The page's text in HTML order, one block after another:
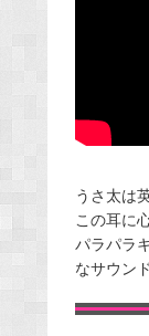
うさ太は
この耳に
パラパラ